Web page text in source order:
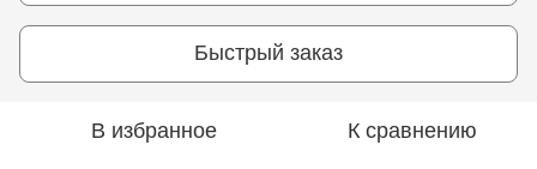
Быстрый заказ
В избранное К сравнению